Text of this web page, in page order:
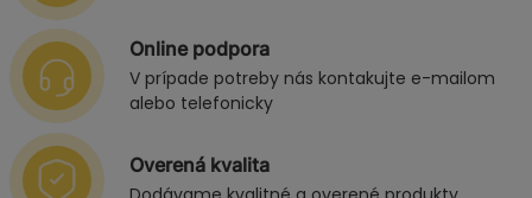
Online podpora
V prípade potreby nás kontakujte e-mailom
alebo telefonicky
Overená kvalita